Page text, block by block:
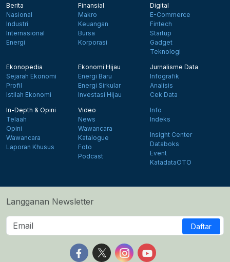
Berita
Nasional
Industri
Internasional
Energi
Finansial
Makro
Keuangan
Bursa
Korporasi
Digital
E-Commerce
Fintech
Startup
Gadget
Teknologi
Ekonopedia
Sejarah Ekonomi
Profil
Istilah Ekonomi
Ekonomi Hijau
Energi Baru
Energi Sirkular
Investasi Hijau
Jurnalisme Data
Infografik
Analisis
Cek Data
In-Depth & Opini
Telaah
Opini
Wawancara
Laporan Khusus
Video
News
Wawancara
Katalogue
Foto
Podcast
Info
Indeks
Insight Center
Databoks
Event
KatadataOTO
Langganan Newsletter
Daftar
Follow us on Facebook
Follow us on X
Follow us on Instagram
Follow us on